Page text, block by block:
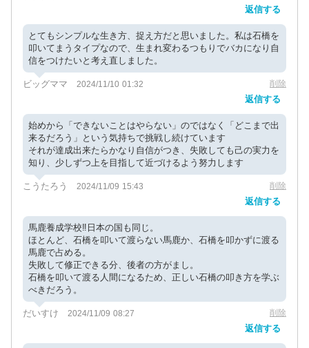
返信する
とてもシンプルな生き方、捉え方だと思いました。私は石橋を
叩いてまうタイプなので、生まれ変わるつもりでバカになり自
信をつけたいと考え直しました。
ビッグママ 2024/11/10 01:32 削除
返信する
始めから「できないことはやらない」のではなく「どこまで出
来るだろう」という気持ちで挑戦し続けています
それが達成出来たらかなり自信がつき、失敗しても己の実力を
知り、少しずつ上を目指して近づけるよう努力します
こうたろう 2024/11/09 15:43 削除
返信する
馬鹿養成学校‼️日本の国も同じ。
ほとんど、石橋を叩いて渡らない馬鹿か、石橋を叩かずに渡る
馬鹿で占める。
失敗して修正できる分、後者の方がまし。
石橋を叩いて渡る人間になるため、正しい石橋の叩き方を学ぶ
べきだろう。
だいすけ 2024/11/09 08:27 削除
返信する